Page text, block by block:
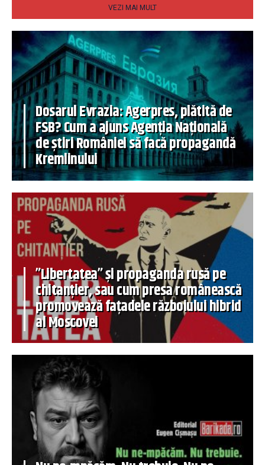
VEZI MAI MULT
Dosarul Evrazia: Agerpres, plătită de
FSB? Cum a ajuns Agenția Națională
de știri României să facă propagandă
Kremlinului
”Libertatea” și propaganda rusă pe
chitanțier, sau cum presa românească
promovează fațadele războiului hibrid
al Moscovei